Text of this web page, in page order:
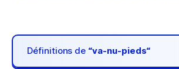
Définitions de “va-nu-pieds“